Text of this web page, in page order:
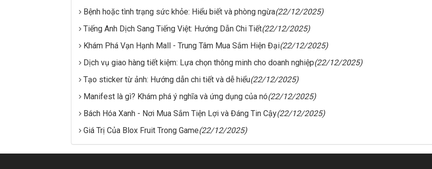
Bệnh hoặc tình trạng sức khỏe: Hiểu biết và phòng ngừa(22/12/2025)
Tiếng Anh Dịch Sang Tiếng Việt: Hướng Dẫn Chi Tiết(22/12/2025)
Khám Phá Vạn Hạnh Mall - Trung Tâm Mua Sắm Hiện Đại(22/12/2025)
Dịch vụ giao hàng tiết kiệm: Lựa chọn thông minh cho doanh nghiệp(22/12/2025)
Tạo sticker từ ảnh: Hướng dẫn chi tiết và dễ hiểu(22/12/2025)
Manifest là gì? Khám phá ý nghĩa và ứng dụng của nó(22/12/2025)
Bách Hóa Xanh - Nơi Mua Sắm Tiện Lợi và Đáng Tin Cậy(22/12/2025)
Giá Trị Của Blox Fruit Trong Game(22/12/2025)